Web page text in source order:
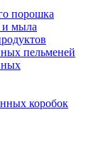
порошка
и мыла
пельменей
коробок